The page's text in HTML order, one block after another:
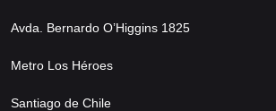
Avda. Bernardo O’Higgins 1825
Metro Los Héroes
Santiago de Chile